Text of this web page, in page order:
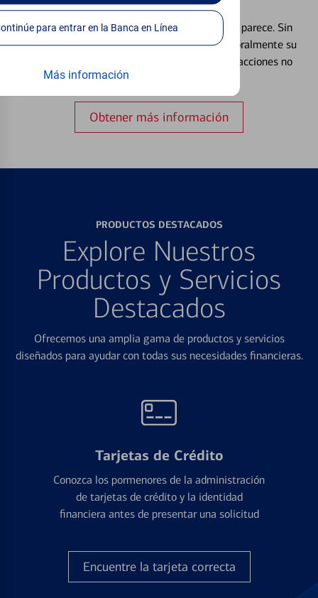
Continúe para entrar en la Banca en Línea
Más información
Extraviar una tarjeta es más común de lo que parece. Sin
embargo, puede bloquear y desbloquear temporalmente su
tarjeta de débito para ayudar a prevenir transacciones no
Obtener más información
PRODUCTOS DESTACADOS
Explore Nuestros
Productos y Servicios
Destacados
Ofrecemos una amplia gama de productos y servicios
diseñados para ayudar con todas sus necesidades financieras.
Tarjetas de Crédito
Conozca los pormenores de la administración
de tarjetas de crédito y la identidad
financiera antes de presentar una solicitud
Encuentre la tarjeta correcta